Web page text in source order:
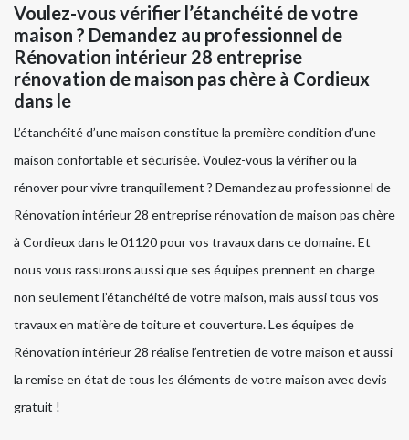
Voulez-vous vérifier l’étanchéité de votre
maison ? Demandez au professionnel de
Rénovation intérieur 28 entreprise
rénovation de maison pas chère à Cordieux
dans le
L’étanchéité d’une maison constitue la première condition d’une
maison confortable et sécurisée. Voulez-vous la vérifier ou la
rénover pour vivre tranquillement ? Demandez au professionnel de
Rénovation intérieur 28 entreprise rénovation de maison pas chère
à Cordieux dans le 01120 pour vos travaux dans ce domaine. Et
nous vous rassurons aussi que ses équipes prennent en charge
non seulement l’étanchéité de votre maison, mais aussi tous vos
travaux en matière de toiture et couverture. Les équipes de
Rénovation intérieur 28 réalise l’entretien de votre maison et aussi
la remise en état de tous les éléments de votre maison avec devis
gratuit !